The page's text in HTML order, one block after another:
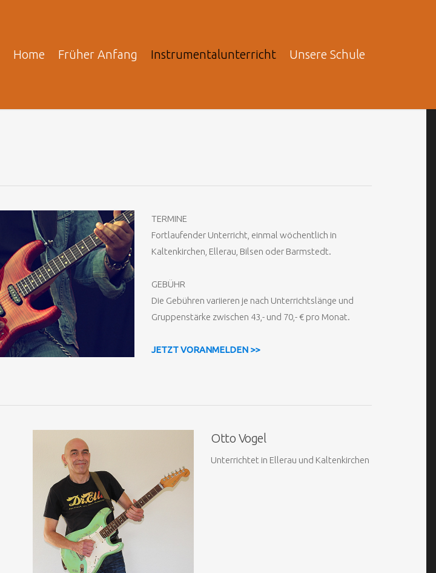
Home Früher Anfang Instrumentalunterricht Unsere Schule
TERMINE
Fortlaufender Unterricht, einmal wöchentlich in
Kaltenkirchen, Ellerau, Bilsen oder Barmstedt.
GEBÜHR
Die Gebühren variieren je nach Unterrichtslänge und
Gruppenstärke zwischen 43,- und 70,- € pro Monat.
JETZT VORANMELDEN >>
Otto Vogel
Unterrichtet in Ellerau und Kaltenkirchen